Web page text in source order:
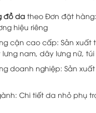
đồ da theo Đơn đặt
hiệu riêng
cận cao cấp: Sản
nam, dây lưng nữ,
doanh nghiệp: Sản
Chi tiết da nhỏ phụ